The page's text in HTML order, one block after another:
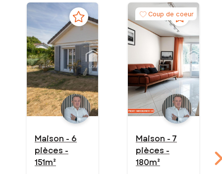
Maison - 6
pièces -
151m²
Coup de coeur
Maison - 7
pièces -
180m²